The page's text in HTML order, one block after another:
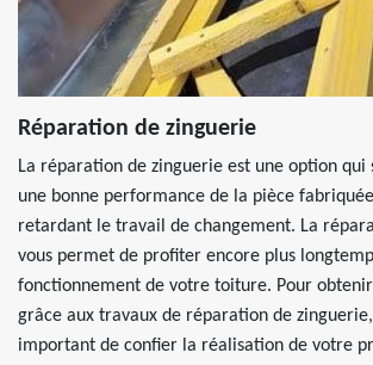
Réparation de zinguerie
La réparation de zinguerie est une option qui
une bonne performance de la pièce
retardant le travail de changement. La
vous permet de profiter encore plus
fonctionnement de votre toiture. Pour
grâce aux travaux de réparation de
important de confier la réalisation de votre